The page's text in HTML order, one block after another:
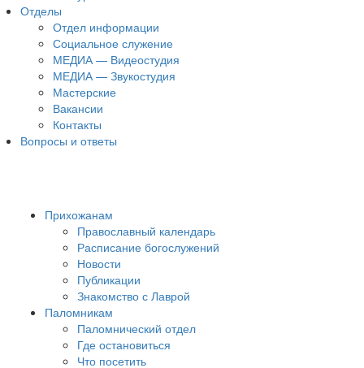
Отделы
Отдел информации
Социальное служение
МЕДИА — Видеостудия
МЕДИА — Звукостудия
Мастерские
Вакансии
Контакты
Вопросы и ответы
Прихожанам
Православный календарь
Расписание богослужений
Новости
Публикации
Знакомство с Лаврой
Паломникам
Паломнический отдел
Где остановиться
Что посетить